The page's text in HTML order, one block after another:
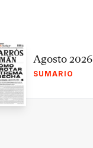
Agosto 2026
SUMARIO